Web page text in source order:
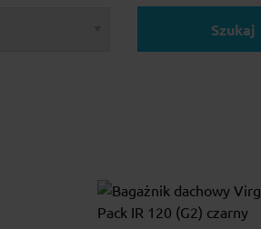
Szukaj